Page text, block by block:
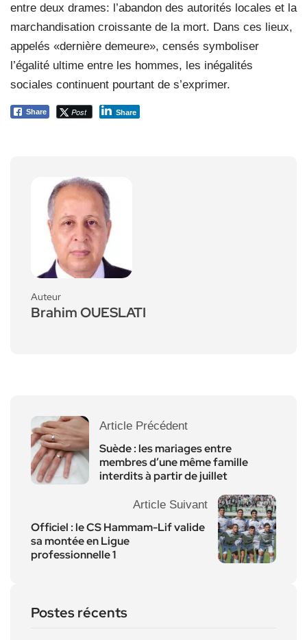
entre deux drames: l’abandon des autorités locales et la
marchandisation croissante de la mort. Dans ces lieux,
appelés «dernière demeure», censés symboliser
l’égalité ultime entre les hommes, les inégalités
sociales continuent pourtant de s’exprimer.
Share Post Share
Auteur
Brahim OUESLATI
Article Précédent
Suède : les mariages entre
membres d’une même famille
interdits à partir de juillet
Article Suivant
Officiel : le CS Hammam-Lif valide
sa montée en Ligue
professionnelle 1
Postes récents